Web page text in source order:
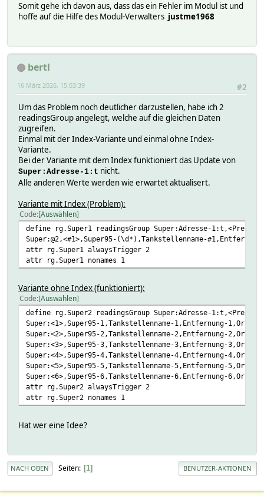
Somit gehe ich davon aus, dass das ein Fehler im Modul ist und
hoffe auf die Hilfe des Modul-Verwalters justme1968
bertl
#2
16 März 2026, 15:03:39
Um das Problem noch deutlicher darzustellen, habe ich 2
readingsGroup angelegt, welche auf die gleichen Daten
zugreifen.
Einmal mit der Index-Variante und einmal ohne Index-
Variante.
Bei der Variante mit dem Index funktioniert das Update von
Super:Adresse-1:t nicht.
Alle anderen Werte werden wie erwartet aktualisert.
Variante mit Index (Problem):
Code Auswählen
define rg.Super1 readingsGroup Super:Adresse-
Super:@2,<#1>,Super95-(\d*),Tankstellenname-
attr rg.Super1 alwaysTrigger 2
attr rg.Super1 nonames 1
Variante ohne Index (funktioniert):
Code Auswählen
define rg.Super2 readingsGroup Super:Adresse-
Super:<1>,Super95-1,Tankstellenname-1,Entfernung-1,Ort-
Super:<2>,Super95-2,Tankstellenname-2,Entfernung-2,Ort-
Super:<3>,Super95-3,Tankstellenname-3,Entfernung-3,Ort-
Super:<4>,Super95-4,Tankstellenname-4,Entfernung-4,Ort-
Super:<5>,Super95-5,Tankstellenname-5,Entfernung-5,Ort-
Super:<6>,Super95-6,Tankstellenname-6,Entfernung-6,Ort-
attr rg.Super2 alwaysTrigger 2
attr rg.Super2 nonames 1
Hat wer eine Idee?
NACH OBEN Seiten 1 BENUTZER-AKTIONEN